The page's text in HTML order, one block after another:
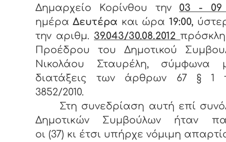
Δημαρχείο Κορίνθου την 03 - 09
ημέραΔευτέρα και ώρα 19:00,
την αριθμ. 39.043/30.08.2012
Προέδρου του Δημοτικού
Νικολάου Σταυρέλη, σύμφωνα
διατάξεις των άρθρων 67 § 1
3852/2010.
Στη συνεδρίαση αυτή επί
Δημοτικών Συμβούλων ήταν
οι (37) κι έτσι υπήρχε νόμιμη